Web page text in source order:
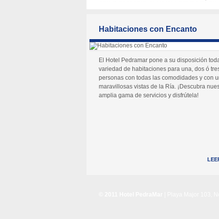
Habitaciones con Encanto
El Hotel Pedramar pone a su disposición
variedad de habitaciones para una, dos ó
personas con todas las comodidades y con
maravillosas vistas de la Ría. ¡Descubra
amplia gama de servicios y disfrútela!